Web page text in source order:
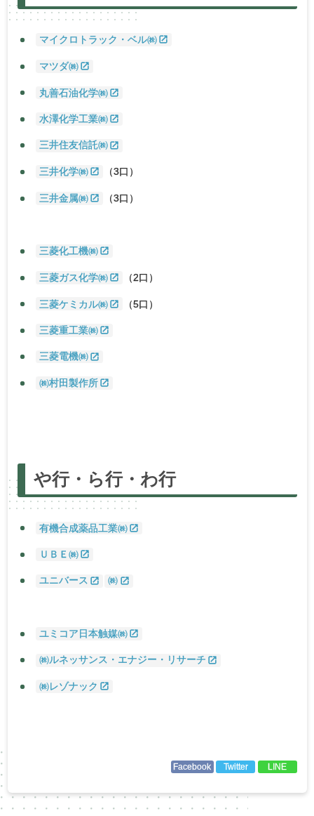
マイクロトラック・ベル㈱
マツダ㈱
丸善石油化学㈱
水澤化学工業㈱
三井住友信託㈱
三井化学㈱ （3口）
三井金属㈱ （3口）
三菱化工機㈱
三菱ガス化学㈱ （2口）
三菱ケミカル㈱ （5口）
三菱重工業㈱
三菱電機㈱
㈱村田製作所
や 行・ら行・わ 行
や行・ ら行・わ行
有機合成薬品工業㈱
ＵＢＥ㈱
ユニバース ㈱
ユミコア日本触媒㈱
㈱ルネッサンス・エナジー・リサーチ
㈱レゾナック
Facebook Twitter LINE